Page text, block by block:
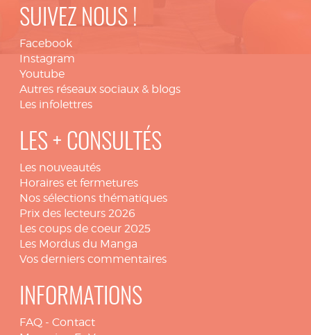
SUIVEZ NOUS !
Facebook
Instagram
Youtube
Autres réseaux sociaux & blogs
Les infolettres
LES + CONSULTÉS
Les nouveautés
Horaires et fermetures
Nos sélections thématiques
Prix des lecteurs 2026
Les coups de coeur 2025
Les Mordus du Manga
Vos derniers commentaires
INFORMATIONS
FAQ - Contact